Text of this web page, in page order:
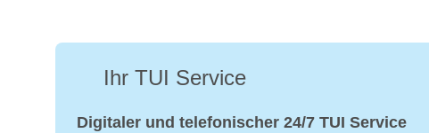
Ihr TUI Service
Digitaler und telefonischer 24/7 TUI Service